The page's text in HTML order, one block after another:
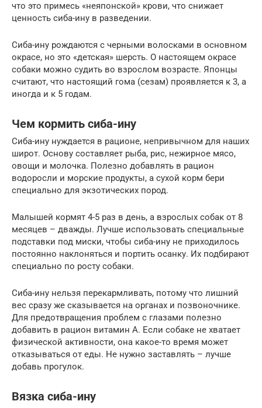
что это примесь «неяпонской» крови, что снижает
ценность сиба-ину в разведении.
Сиба-ину рождаются с черными волосками в основном
окрасе, но это «детская» шерсть. О настоящем окрасе
собаки можно судить во взрослом возрасте. Японцы
считают, что настоящий гома (сезам) проявляется к 3, а
иногда и к 5 годам.
Чем кормить сиба-ину
Сиба-ину нуждается в рационе, непривычном для наших
широт. Основу составляет рыба, рис, нежирное мясо,
овощи и молочка. Полезно добавлять в рацион
водоросли и морские продукты, а сухой корм бери
специально для экзотических пород.
Малышей кормят 4-5 раз в день, а взрослых собак от 8
месяцев – дважды. Лучше использовать специальные
подставки под миски, чтобы сиба-ину не приходилось
постоянно наклоняться и портить осанку. Их подбирают
специально по росту собаки.
Сиба-ину нельзя перекармливать, потому что лишний
вес сразу же сказывается на органах и позвоночнике.
Для предотвращения проблем с глазами полезно
добавить в рацион витамин А. Если собаке не хватает
физической активности, она какое-то время может
отказываться от еды. Не нужно заставлять – лучше
добавь прогулок.
Вязка сиба-ину